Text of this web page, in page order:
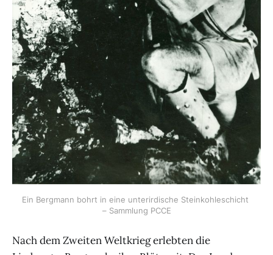
Ein Bergmann bohrt in eine unterirdische Steinkohleschicht
– Sammlung PCCE
Nach dem Zweiten Weltkrieg erlebten die